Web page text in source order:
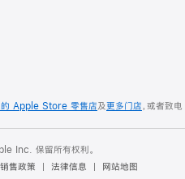
的 Apple Store 零售店及更多门店，或者致电
Inc. 保留所有权利。
销售政策 法律信息 网站地图